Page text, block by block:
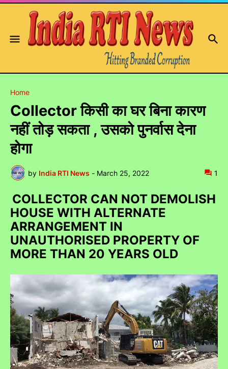
Home
Collector किसी का घर बिना कारण
नहीं तोड़ सकता , उसको पुनर्वास देना
होगा
by India RTI News - March 25, 2022 1
COLLECTOR CAN NOT DEMOLISH
HOUSE WITH ALTERNATE
ARRANGEMENT IN
UNAUTHORISED PROPERTY OF
MORE THAN 20 YEARS OLD